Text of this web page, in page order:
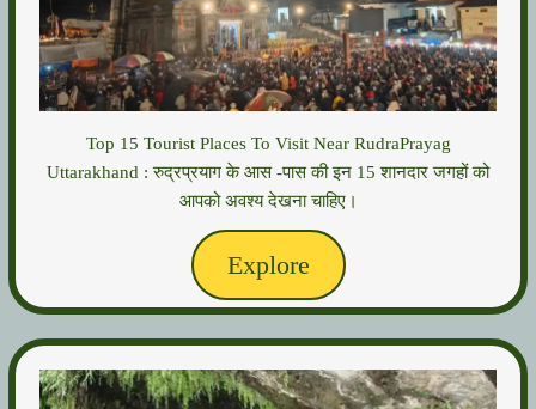
Top 15 Tourist Places To Visit Near RudraPrayag
Uttarakhand : रुद्रप्रयाग के आस -पास की इन 15 शानदार जगहों को
आपको अवश्य देखना चाहिए।
Explore